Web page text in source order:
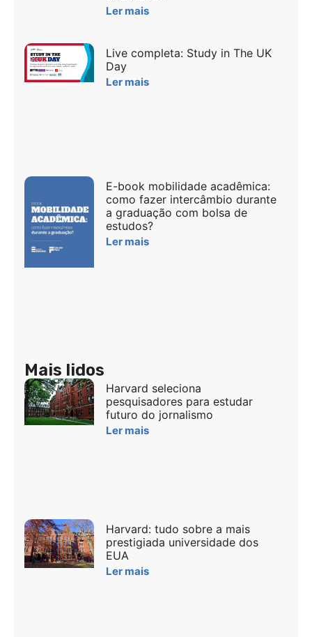
Ler mais
Live completa: Study in The UK
Day
Ler mais
E-book mobilidade acadêmica:
como fazer intercâmbio durante
a graduação com bolsa de
estudos?
Ler mais
Mais lidos
Harvard seleciona
pesquisadores para estudar
futuro do jornalismo
Ler mais
Harvard: tudo sobre a mais
prestigiada universidade dos
EUA
Ler mais